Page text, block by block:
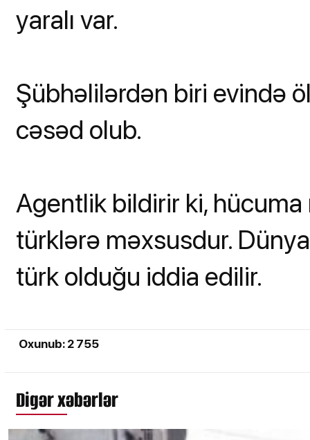
yaralı var.
Şübhəlilərdən biri evində
cəsəd olub.
Agentlik bildirir ki,
türklərə məxsusdur.
türk olduğu iddia edilir.
Oxunub: 2 755
Digər xəbərlər